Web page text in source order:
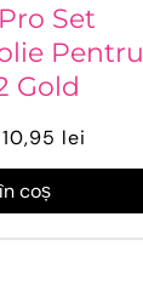
Set
Pentru
Gold
lei
coș